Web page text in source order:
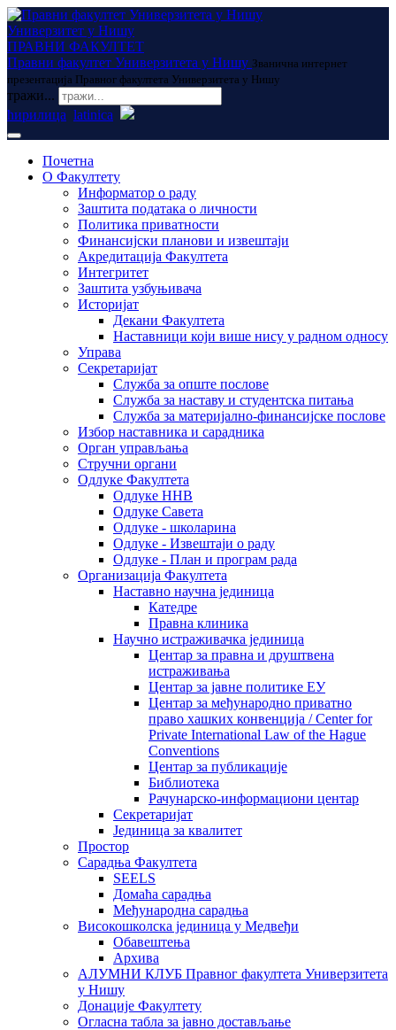
Универзитет у Нишу
ПРАВНИ ФАКУЛТЕТ
Правни факултет Универзитета у Нишу Званична интернет
презентација Правног факултета Универзитета у Нишу
тражи...
ћирилица latinica
Почетна
О Факултету
Информатор о раду
Заштита података о личности
Политика приватности
Финансијски планови и извештаји
Акредитација Факултета
Интегритет
Заштита узбуњивача
Историјат
Декани Факултета
Наставници који више нису у радном односу
Управа
Секретаријат
Служба за опште послове
Служба за наставу и студентска питања
Служба за материјално-финансијске послове
Избор наставника и сарадника
Oрган управљања
Стручни органи
Одлуке Факултета
Одлуке ННВ
Одлуке Савета
Одлуке - школарина
Одлуке - Извештаји о раду
Одлуке - План и програм рада
Организација Факултета
Наставно научна јединица
Катедре
Правна клиника
Научно истраживачка јединица
Центар за правна и друштвена
истраживања
Центар за јавне политике ЕУ
Центар за међународно приватно
право хашких конвенција / Center for
Private International Law of the Hague
Conventions
Центар за публикације
Библиотека
Рачунарско-информациони центар
Секретаријат
Јединица за квалитет
Простор
Сарадња Факултета
SEELS
Домаћа сарадња
Међународна сарадња
Високошколска јединица у Медвеђи
Обавештења
Архива
АЛУМНИ КЛУБ Правног факултета Универзитета
у Нишу
Донације Факултету
Огласна табла за јавно достављање